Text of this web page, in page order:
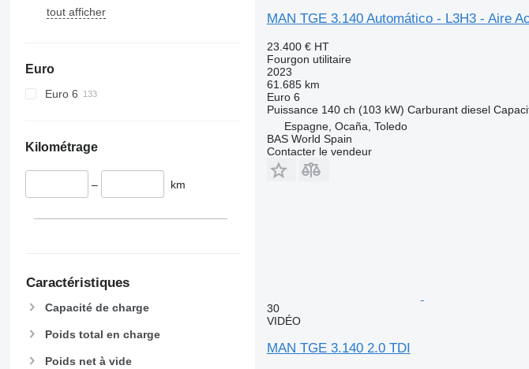
tout afficher
Euro
Euro 6
Kilométrage
– km
Caractéristiques
Capacité de charge
Poids total en charge
Poids net à vide
MAN TGE 3.140 Automático - L3H3 - Aire
23.400 € HT
Fourgon utilitaire
2023
61.685 km
Euro 6
Puissance 140 ch (103 kW) Carburant diesel
Espagne, Ocaña, Toledo
BAS World Spain
Contacter le vendeur
30
VIDÉO
MAN TGE 3.140 2.0 TDI